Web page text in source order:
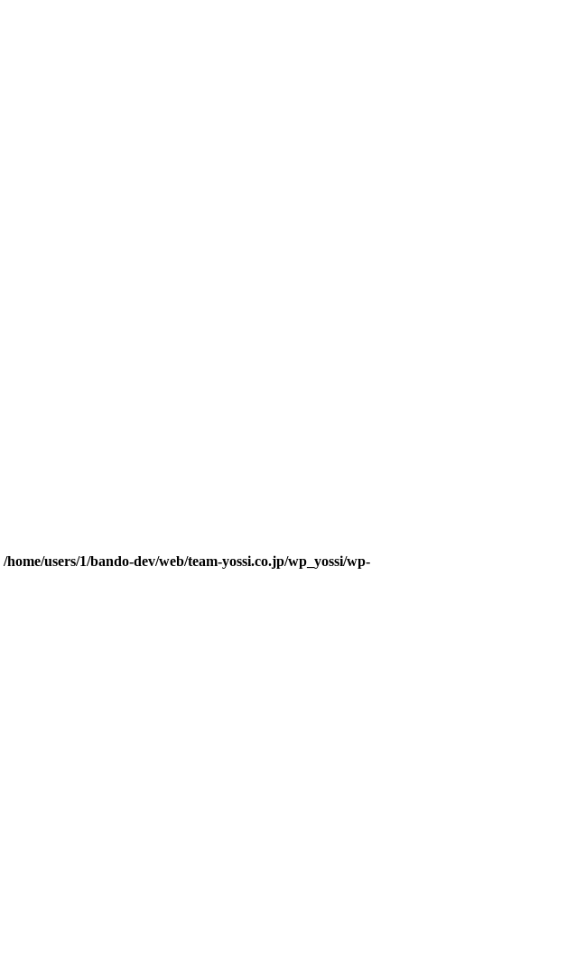
/home/users/1/bando-dev/web/team-yossi.co.jp/wp_yossi/wp-